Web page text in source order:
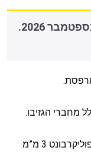
מוצר זה יחזור למלאי ב-15 בספטמבר 2026.
מחברי הגזיבו.
כולל סגירות מלאות מאלומיניום בשילוב פוליקרבונט 3 מ”מ